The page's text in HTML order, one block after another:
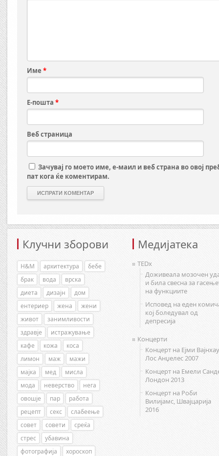
Име *
Е-пошта *
Веб страница
Зачувај го моето име, е-маил и веб страна во овој
пат кога ќе коментирам.
Клучни зборови
H&M архитектура
бебе
брак
вода
врска
диета
дизајн
дом
ентериер
жена
жени
живот
занимливости
здравје
истражување
кафе
кожа
коса
лимон
маж
мажи
мајка
мед
мисла
мода
неверство
нега
овошје
пар
работа
рецепт
секс
слабеење
совет
совети
среќа
стрес
убавина
фотографија
хороскоп
Медијатека
TEDx
Доживеала мозочен
и била свесна за
на функциите
Исповед на еден
кој боледувал од
депресија
Концерти
Концерт на Ејми
Лос Анџелес 2007
Концерт на Емели
Лондон 2013
Концерт на Роби
Вилијамс, Швајцарија
2016